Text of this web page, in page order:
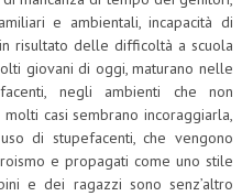
e ambientali, incapacità di
risultato delle difficoltà a scuola
giovani di oggi, maturano nelle
negli ambienti che non
molti casi sembrano incoraggiarla,
di stupefacenti, che vengono
e propagati come uno stile
e dei ragazzi sono senz’altro